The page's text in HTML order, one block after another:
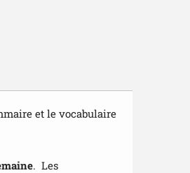
et le vocabulaire
. Les